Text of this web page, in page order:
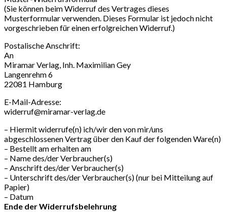
(Sie können beim Widerruf des Vertrages dieses
Musterformular verwenden. Dieses Formular ist jedoch nicht
vorgeschrieben für einen erfolgreichen Widerruf.)
Postalische Anschrift:
An
Miramar Verlag, Inh. Maximilian Gey
Langenrehm 6
22081 Hamburg
E-Mail-Adresse:
widerruf@miramar-verlag.de
– Hiermit widerrufe(n) ich/wir den von mir/uns
abgeschlossenen Vertrag über den Kauf der folgenden Ware(n)
– Bestellt am erhalten am
– Name des/der Verbraucher(s)
– Anschrift des/der Verbraucher(s)
– Unterschrift des/der Verbraucher(s) (nur bei Mitteilung auf
Papier)
– Datum
Ende der Widerrufsbelehrung